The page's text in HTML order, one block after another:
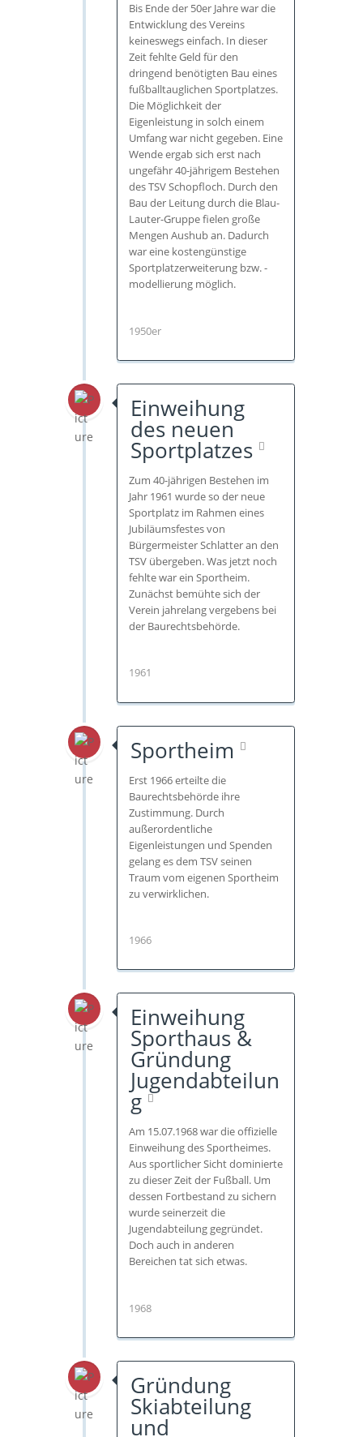
Bis Ende der 50er Jahre war die
Entwicklung des Vereins
keineswegs einfach. In dieser
Zeit fehlte Geld für den
dringend benötigten Bau eines
fußballtauglichen Sportplatzes.
Die Möglichkeit der
Eigenleistung in solch einem
Umfang war nicht gegeben. Eine
Wende ergab sich erst nach
ungefähr 40-jährigem Bestehen
des TSV Schopfloch. Durch den
Bau der Leitung durch die Blau-
Lauter-Gruppe fielen große
Mengen Aushub an. Dadurch
war eine kostengünstige
Sportplatzerweiterung bzw. -
modellierung möglich.
1950er
Einweihung
des neuen
Sportplatzes
Zum 40-jährigen Bestehen im
Jahr 1961 wurde so der neue
Sportplatz im Rahmen eines
Jubiläumsfestes von
Bürgermeister Schlatter an den
TSV übergeben. Was jetzt noch
fehlte war ein Sportheim.
Zunächst bemühte sich der
Verein jahrelang vergebens bei
der Baurechtsbehörde.
1961
Sportheim
Erst 1966 erteilte die
Baurechtsbehörde ihre
Zustimmung. Durch
außerordentliche
Eigenleistungen und Spenden
gelang es dem TSV seinen
Traum vom eigenen Sportheim
zu verwirklichen.
1966
Einweihung
Sporthaus &
Gründung
Jugendabteilun
g
Am 15.07.1968 war die offizielle
Einweihung des Sportheimes.
Aus sportlicher Sicht dominierte
zu dieser Zeit der Fußball. Um
dessen Fortbestand zu sichern
wurde seinerzeit die
Jugendabteilung gegründet.
Doch auch in anderen
Bereichen tat sich etwas.
1968
Gründung
Skiabteilung
und